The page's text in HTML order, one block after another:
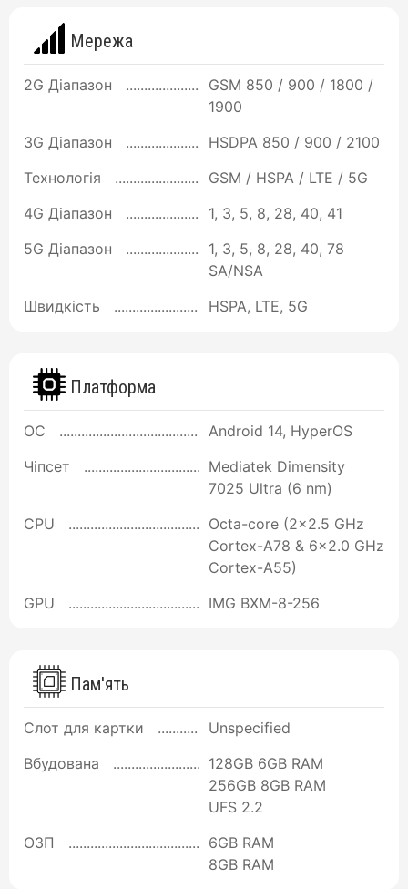
Мережа
2G Діапазон
GSM 850 / 900 / 1800 /
1900
3G Діапазон
HSDPA 850 / 900 / 2100
Технологія
GSM / HSPA / LTE / 5G
4G Діапазон
1, 3, 5, 8, 28, 40, 41
5G Діапазон
1, 3, 5, 8, 28, 40, 78
SA/NSA
Швидкість
HSPA, LTE, 5G
Платформа
ОС
Android 14, HyperOS
Чіпсет
Mediatek Dimensity
7025 Ultra (6 nm)
CPU
Octa-core (2x2.5 GHz
Cortex-A78 & 6x2.0 GHz
Cortex-A55)
GPU
IMG BXM-8-256
Пам'ять
Слот для картки
Unspecified
Вбудована
128GB 6GB RAM
256GB 8GB RAM
UFS 2.2
ОЗП
6GB RAM
8GB RAM